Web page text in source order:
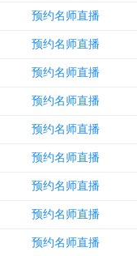
预约名师直播
预约名师直播
预约名师直播
预约名师直播
预约名师直播
预约名师直播
预约名师直播
预约名师直播
预约名师直播